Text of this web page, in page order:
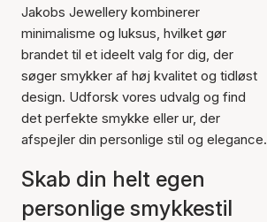
Jakobs Jewellery kombinerer
minimalisme og luksus, hvilket gør
brandet til et ideelt valg for dig, der
søger smykker af høj kvalitet og tidløst
design. Udforsk vores udvalg og find
det perfekte smykke eller ur, der
afspejler din personlige stil og elegance.
Skab din helt egen
personlige smykkestil